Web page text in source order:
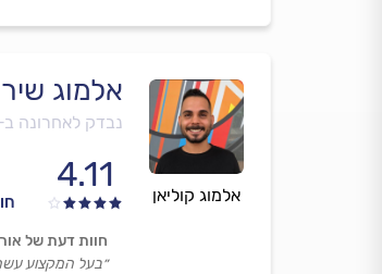
אלמוג קוליאן
אלמוג
נבדק לאחרונה
4.11
חוות דעת של
״בעל המקצוע